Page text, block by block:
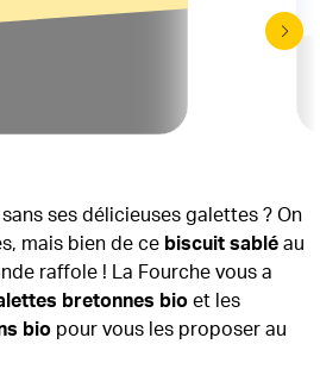
ses délicieuses galettes ? On
mais bien de ce biscuit sablé au
raffole ! La Fourche vous a
bretonnes bio et les
bio pour vous les proposer au